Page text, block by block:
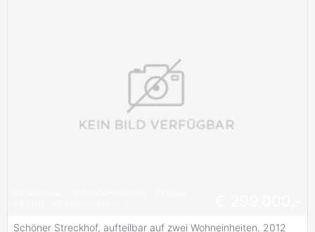
Schöner Streckhof, aufteilbar auf zwei Wohneinheiten. 2012